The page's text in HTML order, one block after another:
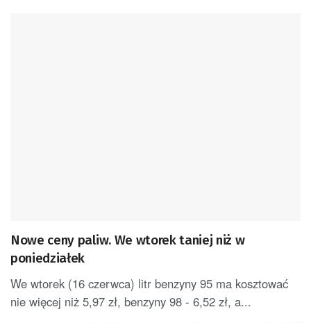
Nowe ceny paliw. We wtorek taniej niż w
poniedziałek
We wtorek (16 czerwca) litr benzyny 95 ma kosztować
nie więcej niż 5,97 zł, benzyny 98 - 6,52 zł, a...